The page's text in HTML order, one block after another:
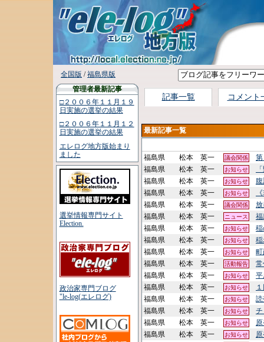
全国版/福島県版
管理者最新記事
□２００６年１１月１９
日実施の選挙の結果
□２００６年１１月１２
日実施の選挙の結果
エレログ地方版始まり
ました
選挙情報専門サイト
Election.
政治家専門ブログ
"le-log(エレログ)
記事一覧 コメント
最新記事一覧
福島県 松本 英一 議会関係
福島県
松本 英一 お知らせ
福島県
松本 英一 お知らせ
福島県
松本 英一 お知らせ
福島県
松本 英一 議会関係
福島県
松本 英一 ニュース
福島県
松本 英一 お知らせ
福島県
松本 英一 お知らせ
福島県
松本 英一 お知らせ
福島県
松本 英一 活動報告
福島県
松本 英一 お知らせ
福島県
松本 英一 お知らせ
福島県
松本 英一 お知らせ
福島県
松本 英一 お知らせ
福島県
松本 英一 お知らせ
福島県
松本 英一 お知らせ